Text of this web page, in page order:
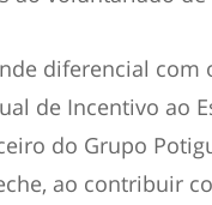
diferencial com
de Incentivo ao
do Grupo
ao contribuir